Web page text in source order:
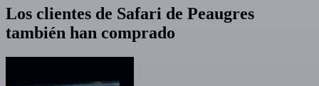
Los clientes de Safari de Peaugres
también han comprado